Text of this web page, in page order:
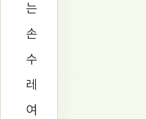
는
손
수
레
여